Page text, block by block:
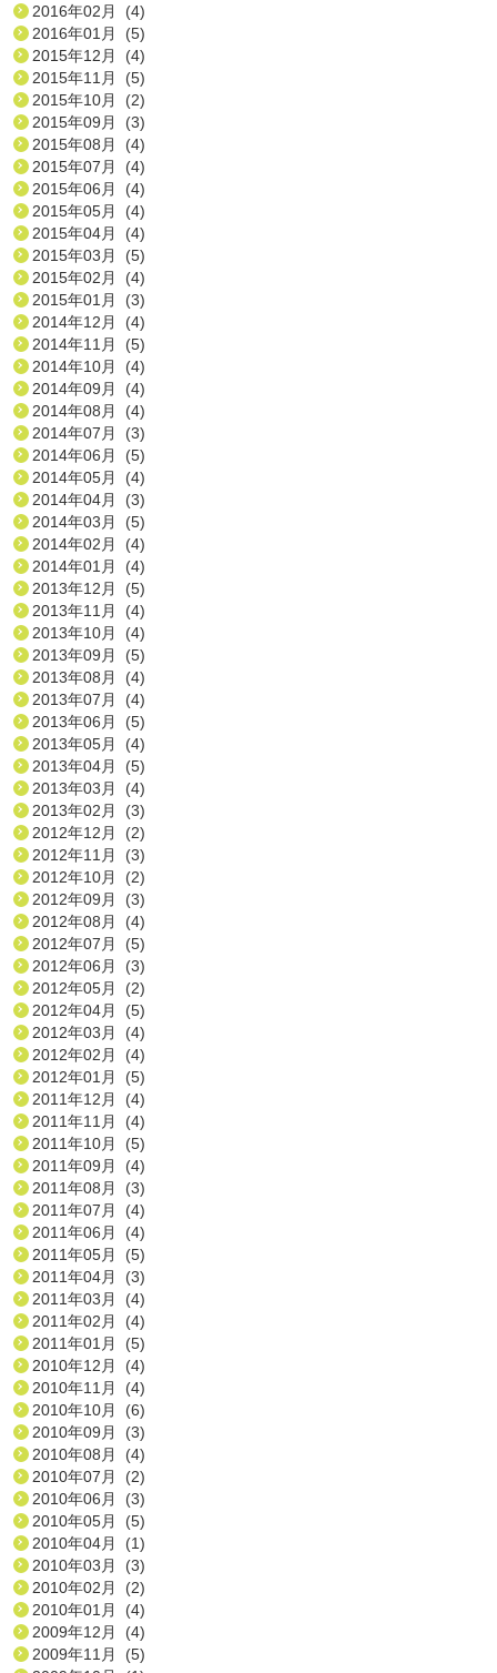
2016年02月 (4)
2016年01月 (5)
2015年12月 (4)
2015年11月 (5)
2015年10月 (2)
2015年09月 (3)
2015年08月 (4)
2015年07月 (4)
2015年06月 (4)
2015年05月 (4)
2015年04月 (4)
2015年03月 (5)
2015年02月 (4)
2015年01月 (3)
2014年12月 (4)
2014年11月 (5)
2014年10月 (4)
2014年09月 (4)
2014年08月 (4)
2014年07月 (3)
2014年06月 (5)
2014年05月 (4)
2014年04月 (3)
2014年03月 (5)
2014年02月 (4)
2014年01月 (4)
2013年12月 (5)
2013年11月 (4)
2013年10月 (4)
2013年09月 (5)
2013年08月 (4)
2013年07月 (4)
2013年06月 (5)
2013年05月 (4)
2013年04月 (5)
2013年03月 (4)
2013年02月 (3)
2012年12月 (2)
2012年11月 (3)
2012年10月 (2)
2012年09月 (3)
2012年08月 (4)
2012年07月 (5)
2012年06月 (3)
2012年05月 (2)
2012年04月 (5)
2012年03月 (4)
2012年02月 (4)
2012年01月 (5)
2011年12月 (4)
2011年11月 (4)
2011年10月 (5)
2011年09月 (4)
2011年08月 (3)
2011年07月 (4)
2011年06月 (4)
2011年05月 (5)
2011年04月 (3)
2011年03月 (4)
2011年02月 (4)
2011年01月 (5)
2010年12月 (4)
2010年11月 (4)
2010年10月 (6)
2010年09月 (3)
2010年08月 (4)
2010年07月 (2)
2010年06月 (3)
2010年05月 (5)
2010年04月 (1)
2010年03月 (3)
2010年02月 (2)
2010年01月 (4)
2009年12月 (4)
2009年11月 (5)